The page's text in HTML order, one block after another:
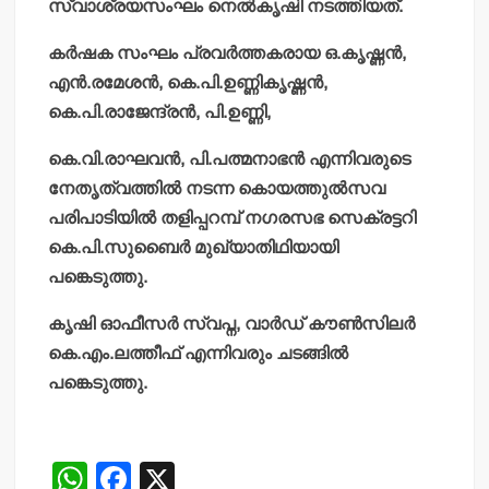
സ്വാശ്രയസംഘം നെല്‍കൃഷി നടത്തിയത്.
കര്‍ഷക സംഘം പ്രവര്‍ത്തകരായ ഒ.കൃഷ്ണന്‍,
എന്‍.രമേശന്‍, കെ.പി.ഉണ്ണികൃഷ്ണന്‍,
കെ.പി.രാജേന്ദ്രന്‍, പി.ഉണ്ണി,
കെ.വി.രാഘവന്‍, പി.പത്മനാഭന്‍ എന്നിവരുടെ
നേതൃത്വത്തില്‍ നടന്ന കൊയത്തുല്‍സവ
പരിപാടിയില്‍ തളിപ്പറമ്പ് നഗരസഭ സെക്രട്ടറി
കെ.പി.സുബൈര്‍ മുഖ്യാതിഥിയായി
പങ്കെടുത്തു.
കൃഷി ഓഫീസര്‍ സ്വപ്ന, വാര്‍ഡ് കൗണ്‍സിലര്‍
കെ.എം.ലത്തീഫ് എന്നിവരും ചടങ്ങില്‍
പങ്കെടുത്തു.
W
F